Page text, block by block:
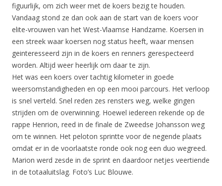
figuurlijk, om zich weer met de koers bezig te houden.
Vandaag stond ze dan ook aan de start van de koers voor
elite-vrouwen van het West-Vlaamse Handzame. Koersen in
een streek waar koersen nog status heeft, waar mensen
geinteresseerd zijn in de koers en renners gerespecteerd
worden. Altijd weer heerlijk om daar te zijn.
Het was een koers over tachtig kilometer in goede
weersomstandigheden en op een mooi parcours. Het verloop
is snel verteld. Snel reden zes rensters weg, welke gingen
strijden om de overwinning. Hoewel iedereen rekende op de
rappe Henrion, reed in de finale de Zweedse Johansson weg
om te winnen. Het peloton sprintte voor de negende plaats
omdat er in de voorlaatste ronde ook nog een duo wegreed.
Marion werd zesde in de sprint en daardoor netjes veertiende
in de totaaluitslag. Foto’s Luc Blouwe.